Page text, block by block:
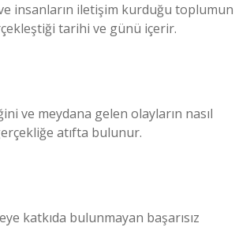
insanların iletişim kurduğu toplumun
tarihi ve günü içerir.
ve meydana gelen olayların nasıl
atıfta bulunur.
katkıda bulunmayan başarısız